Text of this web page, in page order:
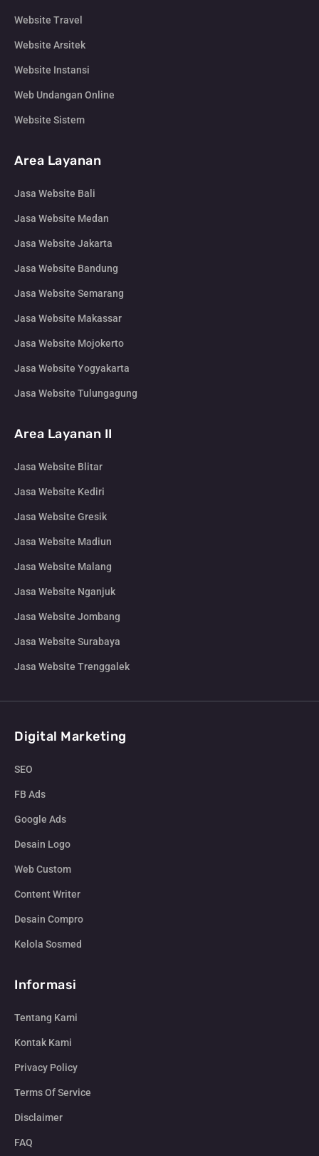
Website Travel
Website Arsitek
Website Instansi
Web Undangan Online
Website Sistem
Area Layanan
Jasa Website Bali
Jasa Website Medan
Jasa Website Jakarta
Jasa Website Bandung
Jasa Website Semarang
Jasa Website Makassar
Jasa Website Mojokerto
Jasa Website Yogyakarta
Jasa Website Tulungagung
Area Layanan II
Jasa Website Blitar
Jasa Website Kediri
Jasa Website Gresik
Jasa Website Madiun
Jasa Website Malang
Jasa Website Nganjuk
Jasa Website Jombang
Jasa Website Surabaya
Jasa Website Trenggalek
Digital Marketing
SEO
FB Ads
Google Ads
Desain Logo
Web Custom
Content Writer
Desain Compro
Kelola Sosmed
Informasi
Tentang Kami
Kontak Kami
Privacy Policy
Terms Of Service
Disclaimer
FAQ